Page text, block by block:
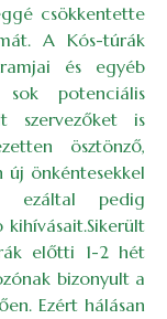
csökkentette
A Kós-túrák
és egyéb
sok potenciális
szervezőket is
ösztönző,
új önkéntesekkel
ezáltal pedig
előtti 1-2 hét
bizonyult a
Ezért hálásan